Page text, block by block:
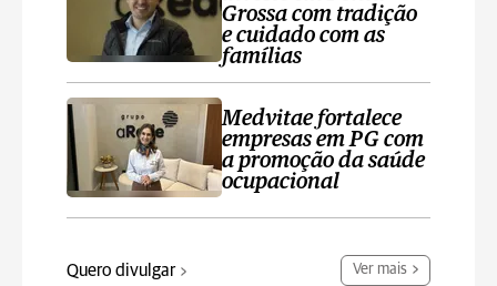
Grossa com tradição
e cuidado com as
famílias
Medvitae fortalece
empresas em PG com
a promoção da saúde
ocupacional
Quero divulgar Ver mais